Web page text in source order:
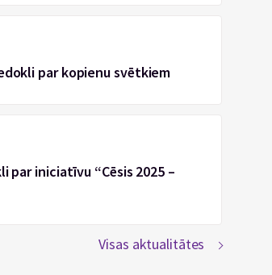
par kopienu svētkiem
par iniciatīvu “Cēsis 2025 –
Visas aktualitātes